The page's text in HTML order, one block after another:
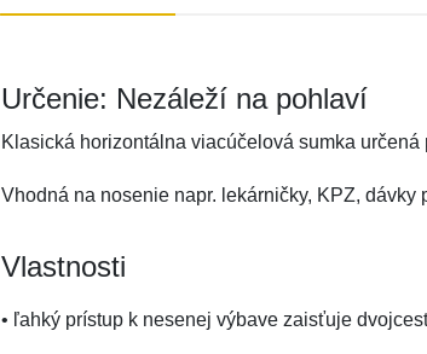
Určenie: Nezáleží na pohlaví
Klasická horizontálna viacúčelová sumka určená
Vhodná na nosenie napr. lekárničky, KPZ,
Vlastnosti
• ľahký prístup k nesenej výbave zaisťuje